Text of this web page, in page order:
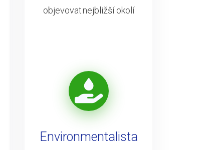
objevovat nejbližší okolí
Environmentalista